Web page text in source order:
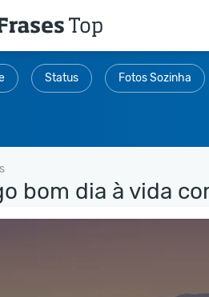
Status Fotos Sozinha
bom dia à vida